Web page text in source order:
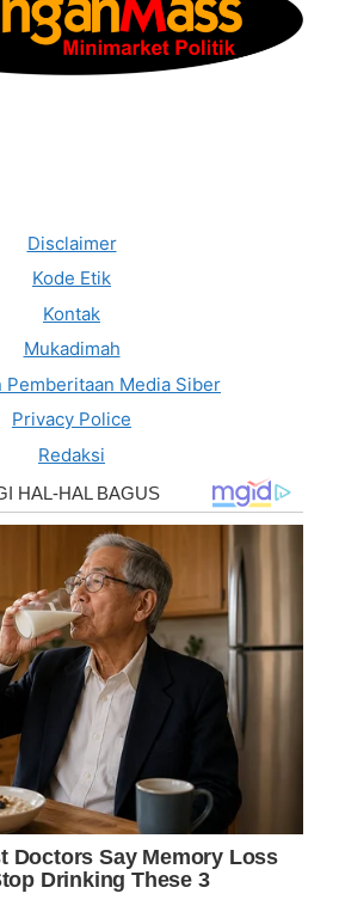
Disclaimer
Kode Etik
Kontak
Mukadimah
Pemberitaan Media Siber
Privacy Police
Redaksi